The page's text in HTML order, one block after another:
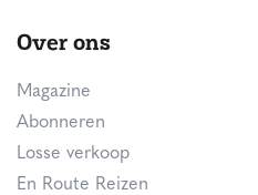
Over ons
Magazine
Abonneren
Losse verkoop
En Route Reizen